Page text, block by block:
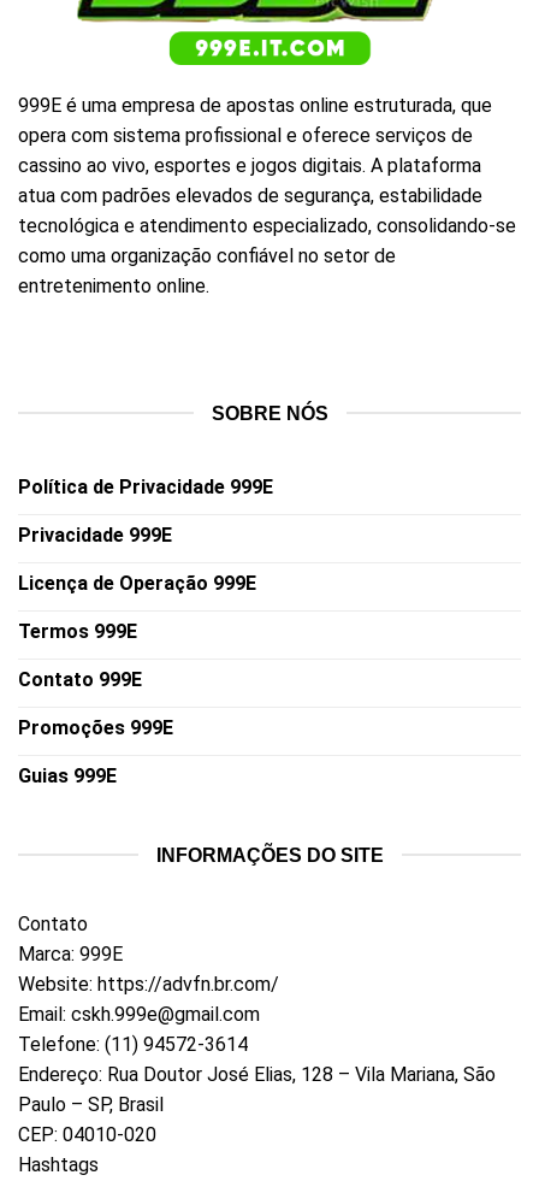
999E é uma empresa de apostas online estruturada, que
opera com sistema profissional e oferece serviços de
cassino ao vivo, esportes e jogos digitais. A plataforma
atua com padrões elevados de segurança, estabilidade
tecnológica e atendimento especializado, consolidando-se
como uma organização confiável no setor de
entretenimento online.
SOBRE NÓS
Política de Privacidade 999E
Privacidade 999E
Licença de Operação 999E
Termos 999E
Contato 999E
Promoções 999E
Guias 999E
INFORMAÇÕES DO SITE
Contato
Marca: 999E
Website: https://advfn.br.com/
Email: cskh.999e@gmail.com
Telefone: (11) 94572-3614
Endereço: Rua Doutor José Elias, 128 – Vila Mariana, São
Paulo – SP, Brasil
CEP: 04010-020
Hashtags